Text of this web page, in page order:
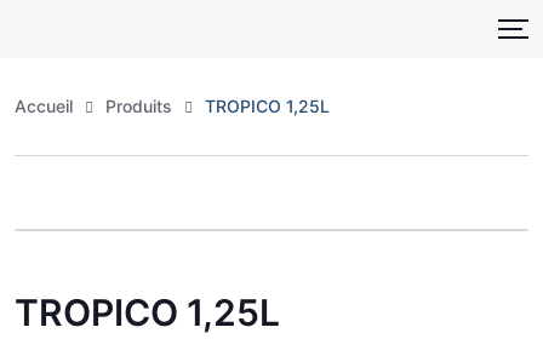
Accueil Produits TROPICO 1,25L
TROPICO 1,25L